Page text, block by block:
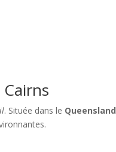
. Située dans le Queensland